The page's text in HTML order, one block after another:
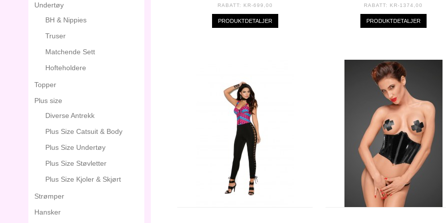
RABATT: KR-699,00
PRODUKTDETALJER
RABATT: KR-1374,00
PRODUKTDETALJER
Undertøy
BH & Nippies
Truser
Matchende Sett
Hofteholdere
Topper
Plus size
Diverse Antrekk
Plus Size Catsuit & Body
Plus Size Undertøy
Plus Size Støvletter
Plus Size Kjoler & Skjørt
Strømper
Hansker